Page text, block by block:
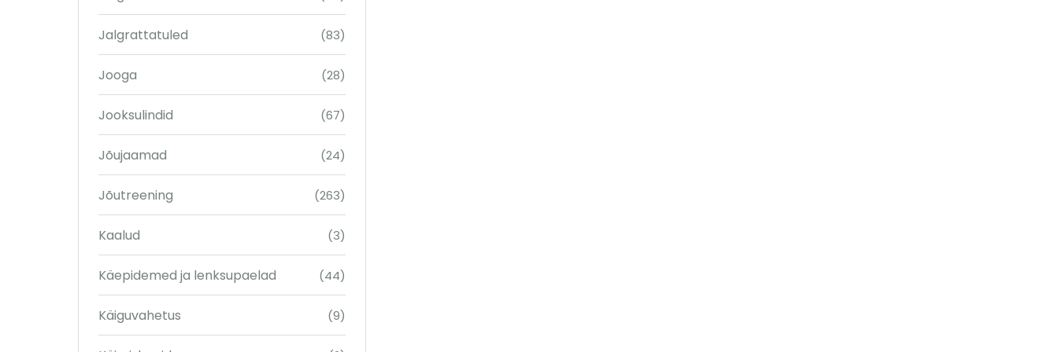
Jalgrattatuled (83)
Jooga (28)
Jooksulindid (67)
Jõujaamad (24)
Jõutreening (263)
Kaalud (3)
Käepidemed ja lenksupaelad (44)
Käiguvahetus (9)